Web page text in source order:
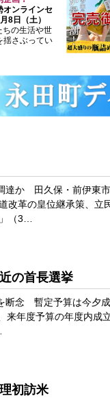
オンラインセ
8日（土）
ちの生活や世
揺さぶってい
達か 田久保・前伊東
改革の皇位継承策、
（3…
の首長選挙
断念 暫定予算は今夕
来年度予算の年度内
初訪米